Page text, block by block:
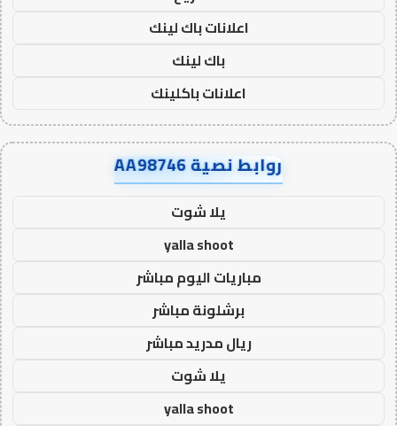
اعلانات باك لينك
باك لينك
اعلانات باكلينك
روابط نصية AA98746
يلا شوت
yalla shoot
مباريات اليوم مباشر
برشلونة مباشر
ريال مدريد مباشر
يلا شوت
yalla shoot